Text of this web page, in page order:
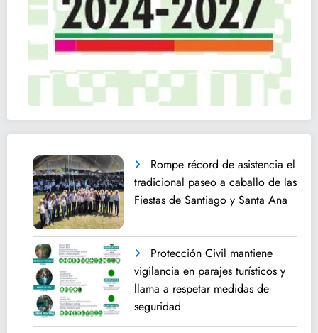
Rompe récord de asistencia el
tradicional paseo a caballo de las
Fiestas de Santiago y Santa Ana
Protección Civil mantiene
vigilancia en parajes turísticos y
llama a respetar medidas de
seguridad